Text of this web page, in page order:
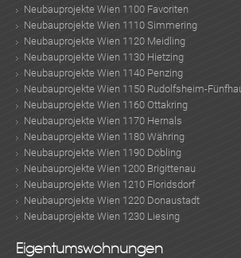
Neubauprojekte Wien 1100 Favoriten
Neubauprojekte Wien 1110 Simmering
Neubauprojekte Wien 1120 Meidling
Neubauprojekte Wien 1130 Hietzing
Neubauprojekte Wien 1140 Penzing
Neubauprojekte Wien 1150 Rudolfsheim-
Neubauprojekte Wien 1160 Ottakring
Neubauprojekte Wien 1170 Hernals
Neubauprojekte Wien 1180 Währing
Neubauprojekte Wien 1190 Döbling
Neubauprojekte Wien 1200 Brigittenau
Neubauprojekte Wien 1210 Floridsdorf
Neubauprojekte Wien 1220 Donaustadt
Neubauprojekte Wien 1230 Liesing
Eigentumswohnungen